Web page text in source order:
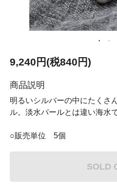
9,240円(税840円)
商品説明
明るいシルバーの中にたくさ
ル。淡水パールとは違い海水
○販売単位 5個
SOLD